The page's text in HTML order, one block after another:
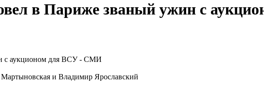
в Париже званый ужин с
и Владимир Ярославский